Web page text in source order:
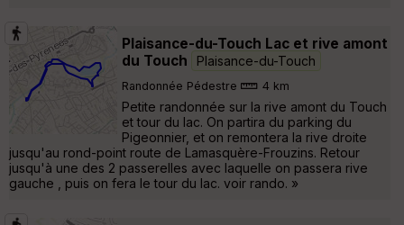
Plaisance-du-Touch Lac et rive amont
du Touch
Plaisance-du-Touch
Randonnée Pédestre 4 km
Petite randonnée sur la rive amont du Touch
et tour du lac. On partira du parking du
Pigeonnier, et on remontera la rive droite
jusqu'au rond-point route de Lamasquère-Frouzins. Retour
jusqu'à une des 2 passerelles avec laquelle on passera rive
gauche , puis on fera le tour du lac. voir rando. »